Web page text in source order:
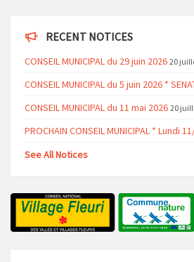
RECENT NOTICES
CONSEIL MUNICIPAL du 29 juin 2026 20
CONSEIL MUNICIPAL du 5 juin 2026 *
CONSEIL MUNICIPAL du 11 mai 2026 20
PROCHAIN CONSEIL MUNICIPAL * Lundi
See All Notices